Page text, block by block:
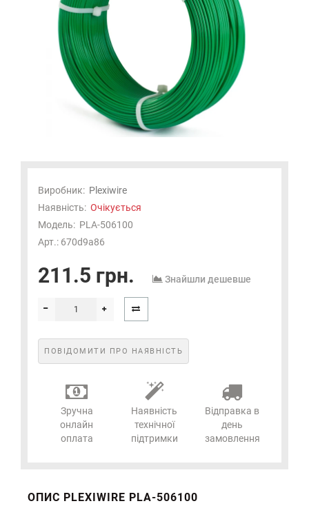
Виробник: Plexiwire
Наявність: Очікується
Модель: PLA-506100
Арт.: 670d9a86
211.5 грн. Знайшли дешевше
ПОВІДОМИТИ ПРО НАЯВНІСТЬ
Зручна
онлайн
оплата
Наявність
технічної
підтримки
Відправка в
день
замовлення
ОПИС PLEXIWIRE PLA-506100